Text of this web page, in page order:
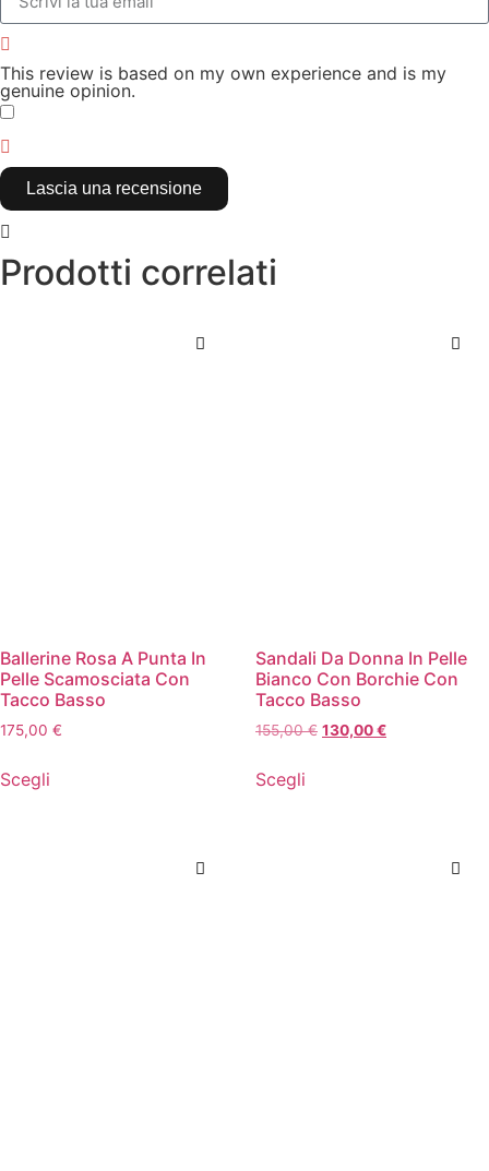
This review is based on my own experience and is my
genuine opinion.
Lascia una recensione
Prodotti correlati
Ballerine Rosa A Punta In
Pelle Scamosciata Con
Tacco Basso
175,00 €
Scegli
Sandali Da Donna In Pelle
Bianco Con Borchie Con
Tacco Basso
155,00€ 130,00€
Scegli